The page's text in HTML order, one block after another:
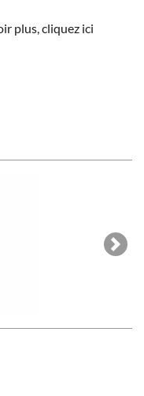
plus, cliquez ici
Next